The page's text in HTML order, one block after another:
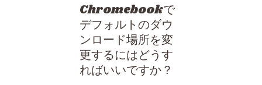
Chromebookで
デフォルトのダウ
ンロード場所を変
更するにはどうす
ればいいですか？